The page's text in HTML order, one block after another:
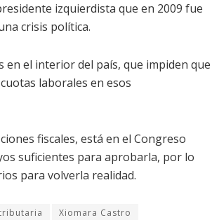
izquierdista que en 2009 fue
crisis política.
en el interior del país, que impiden que
laborales en esos
fiscales, está en el Congreso
suficientes para aprobarla, por lo
para volverla realidad.
Xiomara Castro